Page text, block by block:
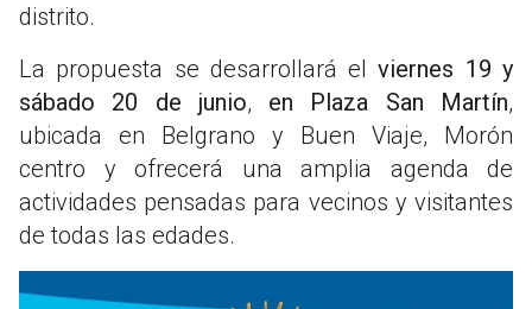
distrito.
La propuesta se desarrollará elviernes 19 y
sábado 20 de junio, en Plaza San Martín,
ubicada en Belgrano y Buen Viaje, Morón
centro y ofrecerá una amplia agenda de
actividades pensadas para vecinos y visitantes
de todas las edades.